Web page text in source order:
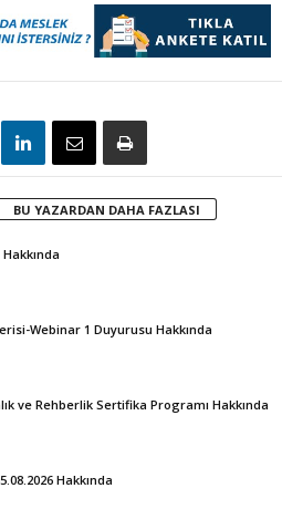
BU YAZARDAN DAHA FAZLASI
Webinar 1 Duyurusu Hakkında
ve Rehberlik Sertifika Programı Hakkında
Hakkında